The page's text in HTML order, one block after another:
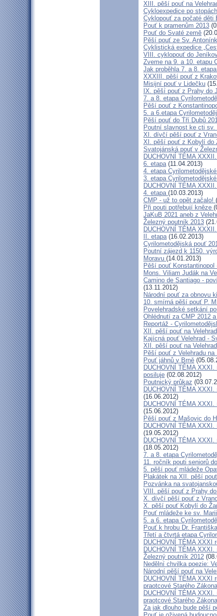
XIII. pěší pouť na
Cykloexpedice po
Cyklopouť za počaté děti
Pouť k pramenům 2013
Pouť do Svaté země
Pěší pouť ze Sv.
Cyklistická expedice
VIII. cyklopouť do
Zveme na 9. a 10. etapu
Jak proběhla 7. a 8.
XXXIII. pěší pouť z
Misijní pouť v Lidečku
IX. pěší pouť z Prahy do
7. a 8. etapa
Pěší pouť z
5. a 6.etapa
Pěší pouť do Tří Dubů
Poutní slavnost ke cti sv.
XI. dívčí pěší pouť z
XI. pěší pouť z Kobylí do
Svatojánská pouť v
DUCHOVNÍ TÉMA
6. etapa(11.04.2013)
4. etapa
3. etapa
DUCHOVNÍ TÉMA
4. etapa (10.03.2013)
CMP - už to opět začalo!
Při pouti potřebují kněze
JaKuB 2021 aneb z
Železný poutník 2013
DUCHOVNÍ TÉMA
II. etapa(16.02.2013)
Cyrilometodějská pouť
Poutní zájezd k 1150.
Moravu (14.01.2013)
Pěší pouť Konstantinopol
Mons. Viliam Judák na
Camino de Santiago -
(13.11.2012)
Národní pouť za obnovu
10. smírná pěší pouť P.
Povelehradské setkání
Ohlédnutí za CMP 2012
Reportáž -
XII. pěší pouť na
Kajícná pouť Velehrad -
XII. pěší pouť na
Pěší pouť z Velehradu na
Pouť jáhnů v Brně
DUCHOVNÍ TÉMA
posiluje (02.08.2012)
Poutnický průkaz
DUCHOVNÍ TÉMA
(16.06.2012)
DUCHOVNÍ TÉMA
(15.06.2012)
Pěší pouť z Mašovic do
DUCHOVNÍ TÉMA
(19.05.2012)
DUCHOVNÍ TÉMA
(18.05.2012)
7. a 8. etapa
11. ročník pouti seniorů
5. pěší pouť mládeže
Plakátek na XII. pěší
Pozvánka na
VIII. pěší pouť z Prahy
X. dívčí pěší pouť z
X. pěší pouť Kobylí do
Pouť mládeže ke sv.
5. a 6. etapa
Pouť k hrobu Dr.
Třetí a čtvrtá etapa
DUCHOVNÍ TÉMA XXXI
DUCHOVNÍ TÉMA
Železný poutník 2012
Nedělní chvilka poezie:
Národní pěší pouť na
DUCHOVNÍ TÉMA XXXI
praotcové Starého Zákona
DUCHOVNÍ TÉMA
praotcové Starého Zákona
Za jak dlouho bude pěší